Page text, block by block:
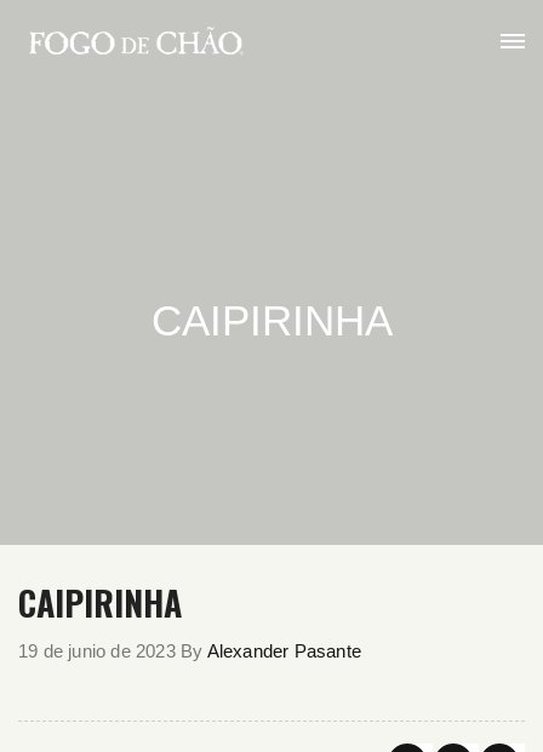
CAIPIRINHA
CAIPIRINHA
19 de junio de 2023 By Alexander Pasante